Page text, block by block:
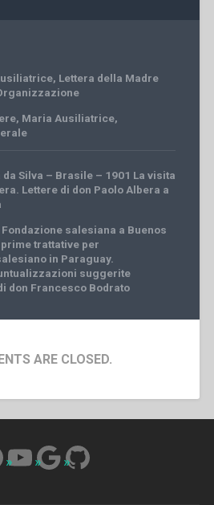
, Lettera della Madre
, Maria Ausiliatrice,
Silva – Brasile – 1901 La visita
Lettere di don Paolo Albera a
salesiana a Buenos
trattative per
in Paraguay.
suggerite
don Francesco Bodrato
ARE CLOSED.
YouTube
Google
GitHub